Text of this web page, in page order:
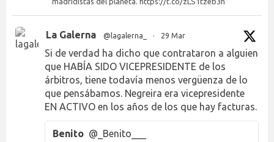
La Galerna @lagalerna_ · 29 Mar
Si de verdad ha dicho que contrataron a alguien
que HABÍA SIDO VICEPRESIDENTE de los
árbitros, tiene todavía menos vergüenza de lo
que pensábamos. Negreira era vicepresidente
EN ACTIVO en los años de los que hay facturas.
Benito @_Benito___